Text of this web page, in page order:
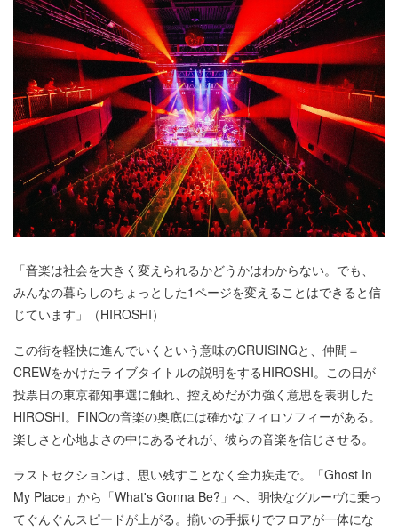
「音楽は社会を大きく変えられるかどうかはわからない。でも、
みんなの暮らしのちょっとした1ページを変えることはできると信
じています」（HIROSHI）
この街を軽快に進んでいくという意味のCRUISINGと、仲間＝
CREWをかけたライブタイトルの説明をするHIROSHI。この日が
投票日の東京都知事選に触れ、控えめだが力強く意思を表明した
HIROSHI。FINOの音楽の奥底には確かなフィロソフィーがある。
楽しさと心地よさの中にあるそれが、彼らの音楽を信じさせる。
ラストセクションは、思い残すことなく全力疾走で。「Ghost In
My Place」から「What's Gonna Be?」へ、明快なグルーヴに乗っ
てぐんぐんスピードが上がる。揃いの手振りでフロアが一体にな